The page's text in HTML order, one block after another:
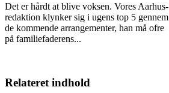
Det er hårdt at blive voksen. Vores Aarhus-
redaktion klynker sig i ugens top 5 gennem
de kommende arrangementer, han må ofre
på familiefaderens...
Relateret indhold